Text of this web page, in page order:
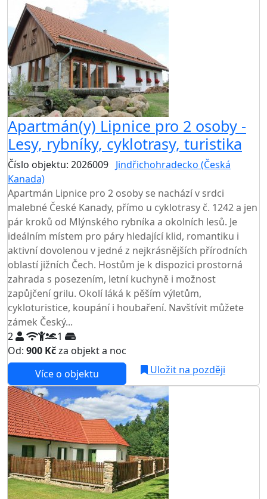
Apartmán(y) Lipnice pro 2 osoby -
Lesy, rybníky, cyklotrasy, turistika
Číslo objektu: 2026009 Jindřichohradecko (Česká
Kanada)
Apartmán Lipnice pro 2 osoby se nachází v srdci
malebné České Kanady, přímo u cyklotrasy č. 1242 a jen
pár kroků od Mlýnského rybníka a okolních lesů. Je
ideálním místem pro páry hledající klid, romantiku i
aktivní dovolenou v jedné z nejkrásnějších přírodních
oblastí jižních Čech. Hostům je k dispozici prostorná
zahrada s posezením, letní kuchyně i možnost
zapůjčení grilu. Okolí láká k pěším výletům,
cykloturistice, koupání i houbaření. Navštívit můžete
zámek Český...
2
1
Od: 900 Kčza objekt a noc
Více o objektu Uložit na později